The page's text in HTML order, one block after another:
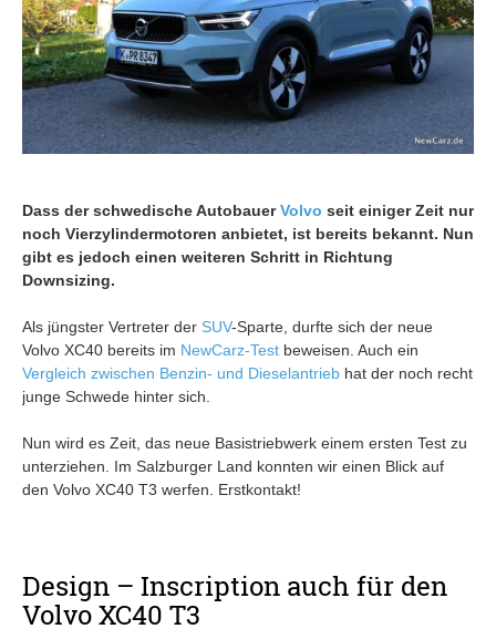
Dass der schwedische AutobauerVolvo seit einiger Zeit nur
noch Vierzylindermotoren anbietet, ist bereits bekannt. Nun
gibt es jedoch einen weiteren Schritt in Richtung
Downsizing.
Als jüngster Vertreter der SUV-Sparte, durfte sich der neue
Volvo XC40 bereits im NewCarz-Test beweisen. Auch ein
Vergleich zwischen Benzin- und Dieselantrieb hat der noch recht
junge Schwede hinter sich.
Nun wird es Zeit, das neue Basistriebwerk einem ersten Test zu
unterziehen. Im Salzburger Land konnten wir einen Blick auf
den Volvo XC40 T3 werfen. Erstkontakt!
Design – Inscription auch für den
Volvo XC40 T3